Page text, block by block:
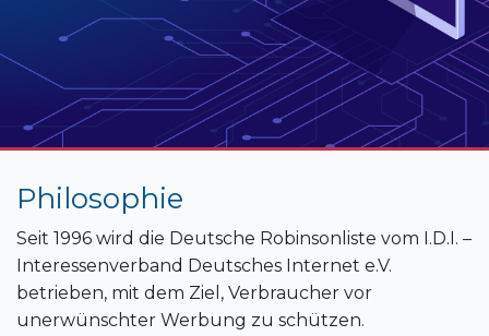
Philosophie
Seit 1996 wird die Deutsche Robinsonliste vom I.D.I. –
Interessenverband Deutsches Internet e.V.
betrieben, mit dem Ziel, Verbraucher vor
unerwünschter Werbung zu schützen.